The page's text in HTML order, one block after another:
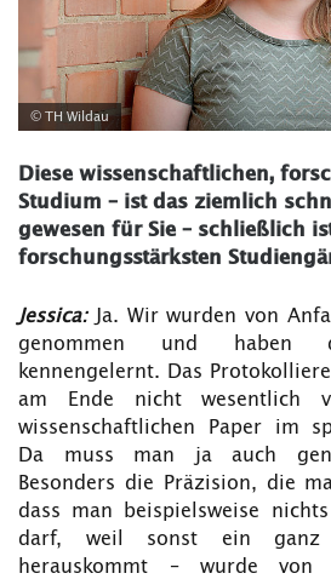
© TH Wildau
Diese wissenschaftlichen,
Studium – ist das ziemlich
gewesen für Sie – schließlich
forschungsstärksten
Jessica:Ja. Wir wurden von
genommen und haben
kennengelernt. Das
am Ende nicht wesentlich
wissenschaftlichen Paper im
Da muss man ja auch
Besonders die Präzision, die
dass man beispielsweise
darf, weil sonst ein ganz
herauskommt – wurde von